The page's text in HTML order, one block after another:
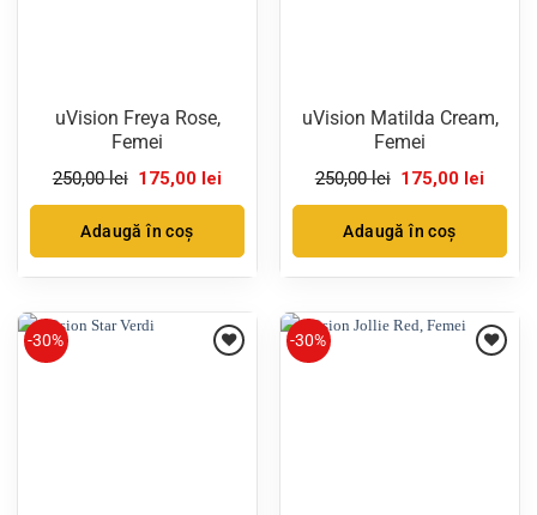
uVision Freya Rose,
Femei
250,00lei Prețul
fost:
175,00 leiPrețul
este:
Adaugă în coș
uVision Matilda Cream,
Femei
250,00lei Prețul
fost:
175,00 leiPrețul
este:
Adaugă în coș
-30% -30%